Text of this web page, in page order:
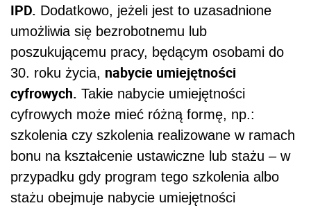
IPD. Dodatkowo, jeżeli jest to uzasadnione
umożliwia się bezrobotnemu lub
poszukującemu pracy, będącym osobami do
30. roku życia, nabycie umiejętności
cyfrowych. Takie nabycie umiejętności
cyfrowych może mieć różną formę, np.:
szkolenia czy szkolenia realizowane w ramach
bonu na kształcenie ustawiczne lub stażu – w
przypadku gdy program tego szkolenia albo
stażu obejmuje nabycie umiejętności